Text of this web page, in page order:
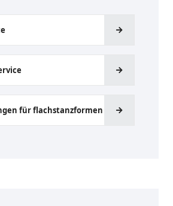
für flachstanzformen